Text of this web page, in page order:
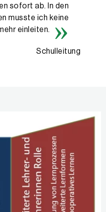
sofort ab. In den
musste ich keine
einleiten.
Schulleitung